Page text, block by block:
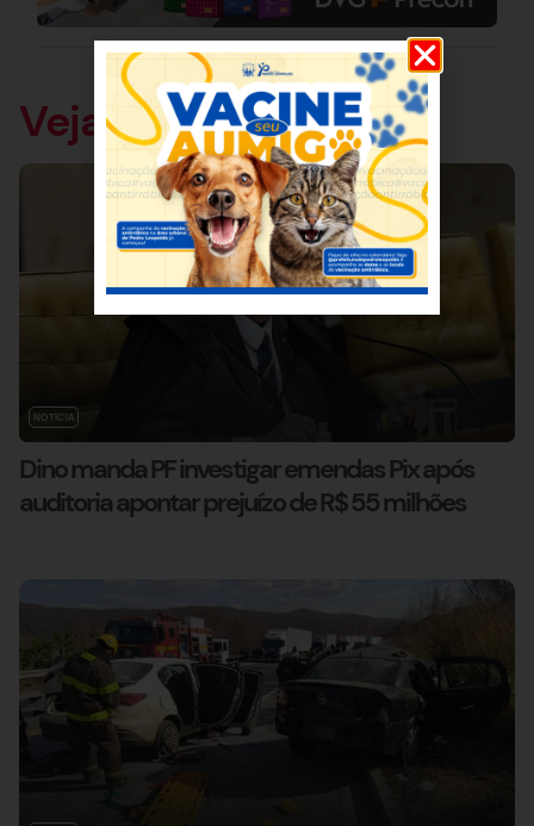
Veja também
NOTÍCIA
Dino manda PF investigar emendas Pix após
auditoria apontar prejuízo de R$ 55 milhões